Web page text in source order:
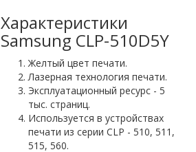
Характеристики
Samsung CLP-510D5Y
Желтый цвет печати.
Лазерная технология печати.
Эксплуатационный ресурс - 5
тыс. страниц.
Используется в устройствах
печати из серии CLP - 510, 511,
515, 560.